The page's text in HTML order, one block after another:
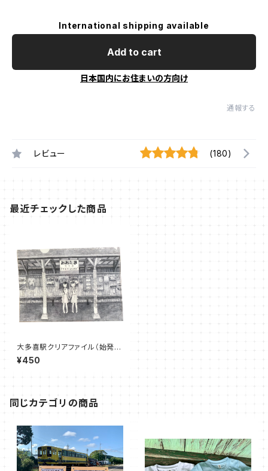
International shipping available
Add to cart
日本国内にお住まいの方向け
通報する
レビュー (180)
最近チェックした商品
大多喜駅クリアファイル（始発ち
ゃんとのコラボグッズ）
¥450
同じカテゴリの商品